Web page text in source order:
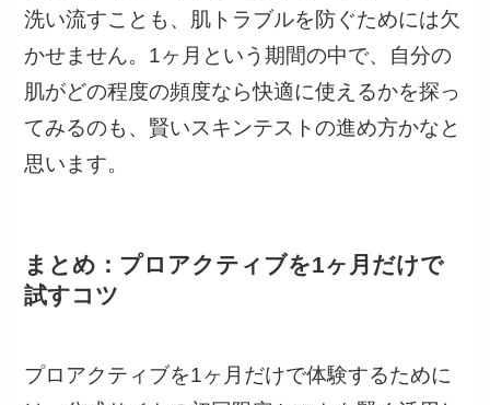
洗い流すことも、肌トラブルを防ぐためには欠
かせません。1ヶ月という期間の中で、自分の
肌がどの程度の頻度なら快適に使えるかを探っ
てみるのも、賢いスキンテストの進め方かなと
思います。
まとめ：プロアクティブを1ヶ月だけで
試すコツ
プロアクティブを1ヶ月だけで体験するために